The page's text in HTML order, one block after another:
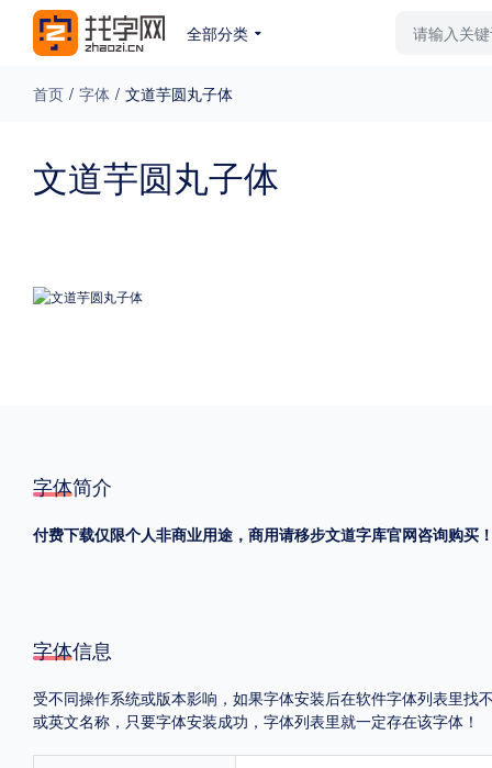
全部分类
免费下载 收费下载 更多
格式
地区
中国大陆 中国港澳台 更多
首页 / 字体 / 文道芋圆丸子体
文道芋圆丸子体
字体简介
付费下载仅限个人非商业用途，商用请移步文道字库官网咨询购买
字体信息
受不同操作系统或版本影响，如果字体安装后在软件字体列表里
或英文名称，只要字体安装成功，字体列表里就一定存在该字体！